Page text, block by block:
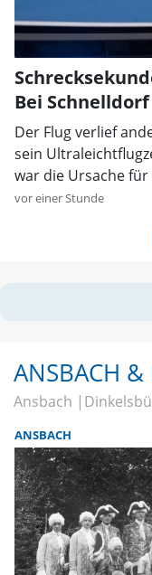
Bei
Der Flug verlief
sein
war die Ursache
vor einer Stunde
ANSBACH &
Ansbach
ANSBACH